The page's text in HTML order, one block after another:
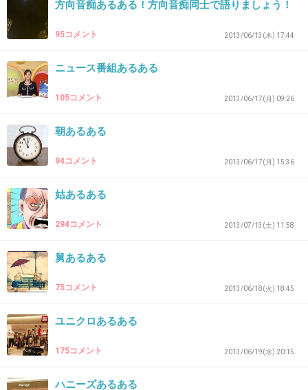
する(笑)
-3
31. 匿名2013/09/12(木) 20:18:05
指定席窓側とって到着駅まで外ばっかり見て
る。
-1
32. 匿名2013/09/12(木) 20:18:10
新幹線のワゴン販売のアイスがめちゃめちゃお
いしい！特に抹茶♡
33. 匿名2013/09/12(木) 20:18:47
たまに車両の傾きを感じるときがある
方向音痴あるある！方向音痴同士で語りましょう！
95コメント 2013/06/13(木) 17:44
ニュース番組あるある
105コメント 2013/06/17(月) 09:26
朝あるある
94コメント 2013/06/17(月) 15:36
姑あるある
294コメント 2013/07/13(土) 11:58
舅あるある
75コメント 2013/06/18(火) 18:45
ユニクロあるある
175コメント 2013/06/19(水) 20:15
ハニーズあるある